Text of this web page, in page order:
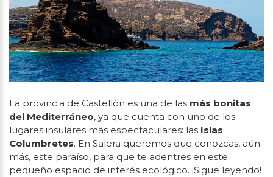
La provincia de Castellón es una de las más bonitas
del Mediterráneo, ya que cuenta con uno de los
lugares insulares más espectaculares: las Islas
Columbretes. En Salera queremos que conozcas, aún
más, este paraíso, para que te adentres en este
pequeño espacio de interés ecológico. ¡Sigue leyendo!